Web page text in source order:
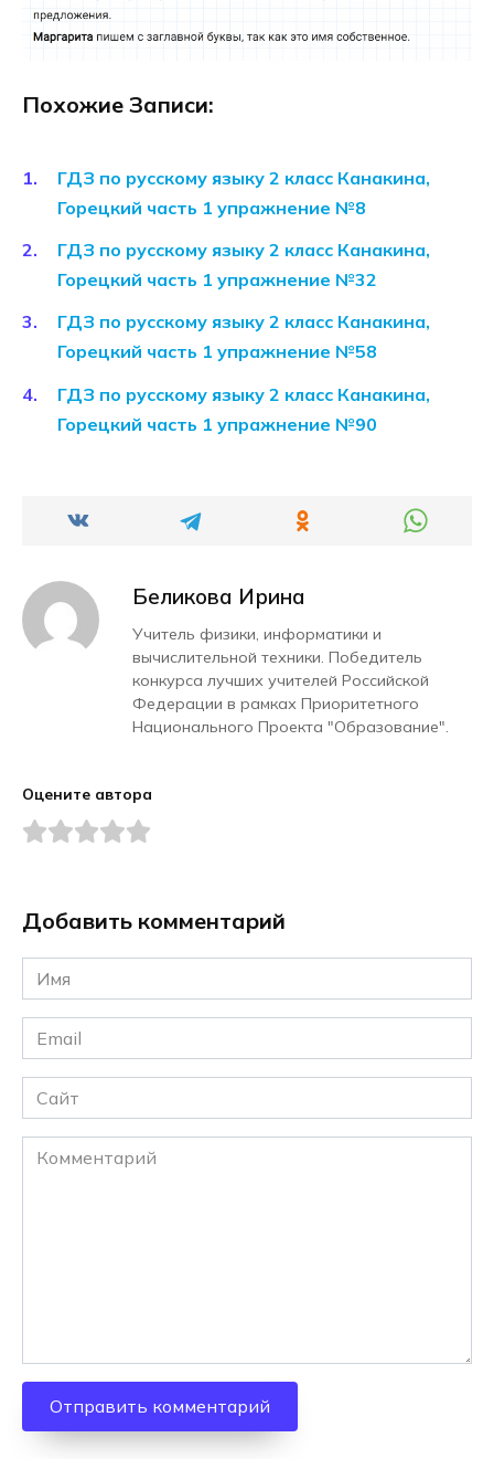
Похожие Записи:
ГДЗ по русскому языку 2 класс Канакина,
Горецкий часть 1 упражнение №8
ГДЗ по русскому языку 2 класс Канакина,
Горецкий часть 1 упражнение №32
ГДЗ по русскому языку 2 класс Канакина,
Горецкий часть 1 упражнение №58
ГДЗ по русскому языку 2 класс Канакина,
Горецкий часть 1 упражнение №90
Беликова Ирина
Учитель физики, информатики и
вычислительной техники. Победитель
конкурса лучших учителей Российской
Федерации в рамках Приоритетного
Национального Проекта "Образование".
Оцените автора
Добавить комментарий
Имя
*
Email
*
Сайт
Комментарий